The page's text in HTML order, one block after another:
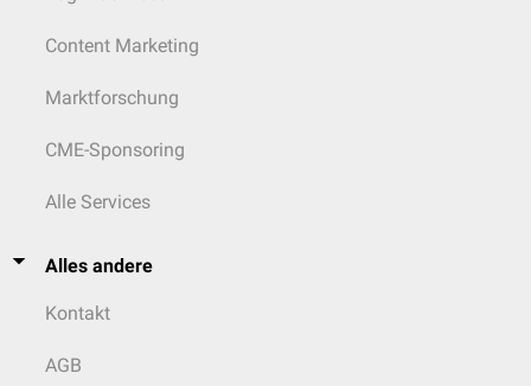
Content Marketing
Marktforschung
CME-Sponsoring
Alle Services
Alles andere
Kontakt
AGB